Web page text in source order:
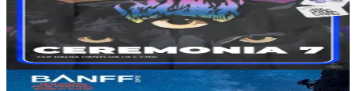
Cofradia Pantera del Cine Vol. 5 - Ceremonia 7
05/08/2026, 22:00 hsMié., 5 ago.,22:00 hs
2
0
Nave UNCUYO